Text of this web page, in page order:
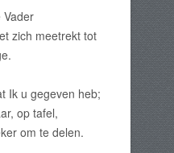
Vader
zich meetrekt tot
Ik u gegeven heb;
op tafel,
om te delen.